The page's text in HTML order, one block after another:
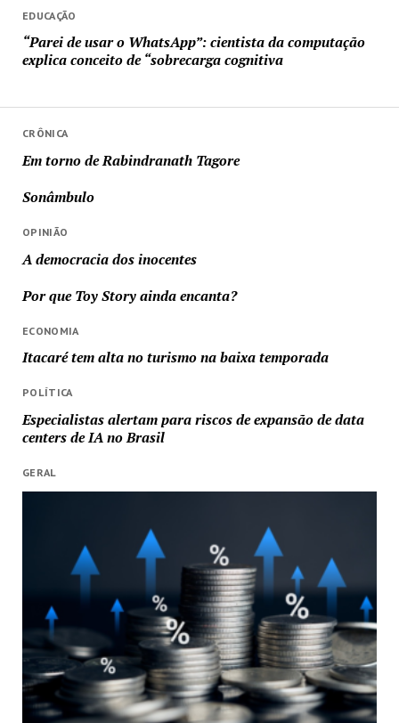
EDUCAÇÃO
“Parei de usar o WhatsApp”: cientista da computação
explica conceito de “sobrecarga cognitiva
CRÔNICA
Em torno de Rabindranath Tagore
Sonâmbulo
OPINIÃO
A democracia dos inocentes
Por que Toy Story ainda encanta?
ECONOMIA
Itacaré tem alta no turismo na baixa temporada
POLÍTICA
Especialistas alertam para riscos de expansão de data
centers de IA no Brasil
GERAL